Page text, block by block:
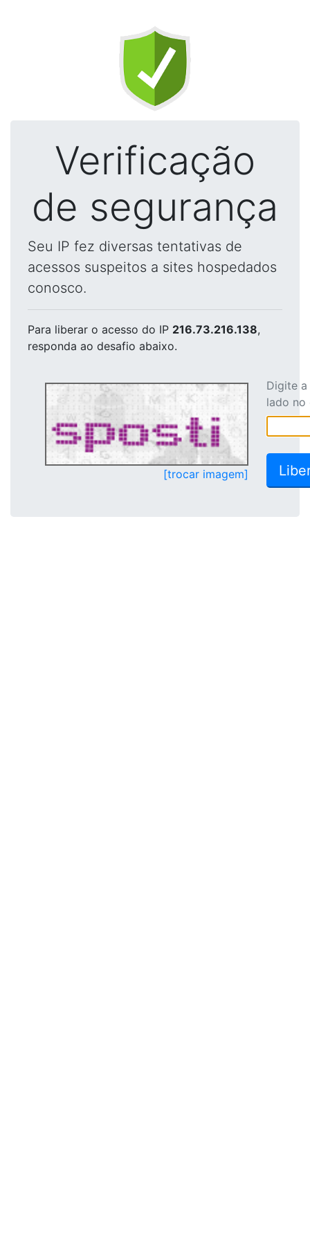
Verificação
de segurança
Seu IP fez diversas tentativas de
acessos suspeitos a sites hospedados
conosco.
Para liberar o acesso do IP 216.73.216.138,
responda ao desafio abaixo.
[trocar imagem]
Digite
lado no